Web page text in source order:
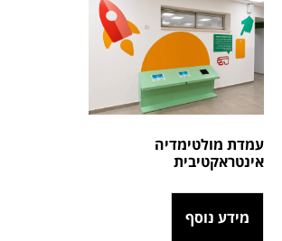
עמדת מולטימדיה
אינטראקטיבית
מידע נוסף